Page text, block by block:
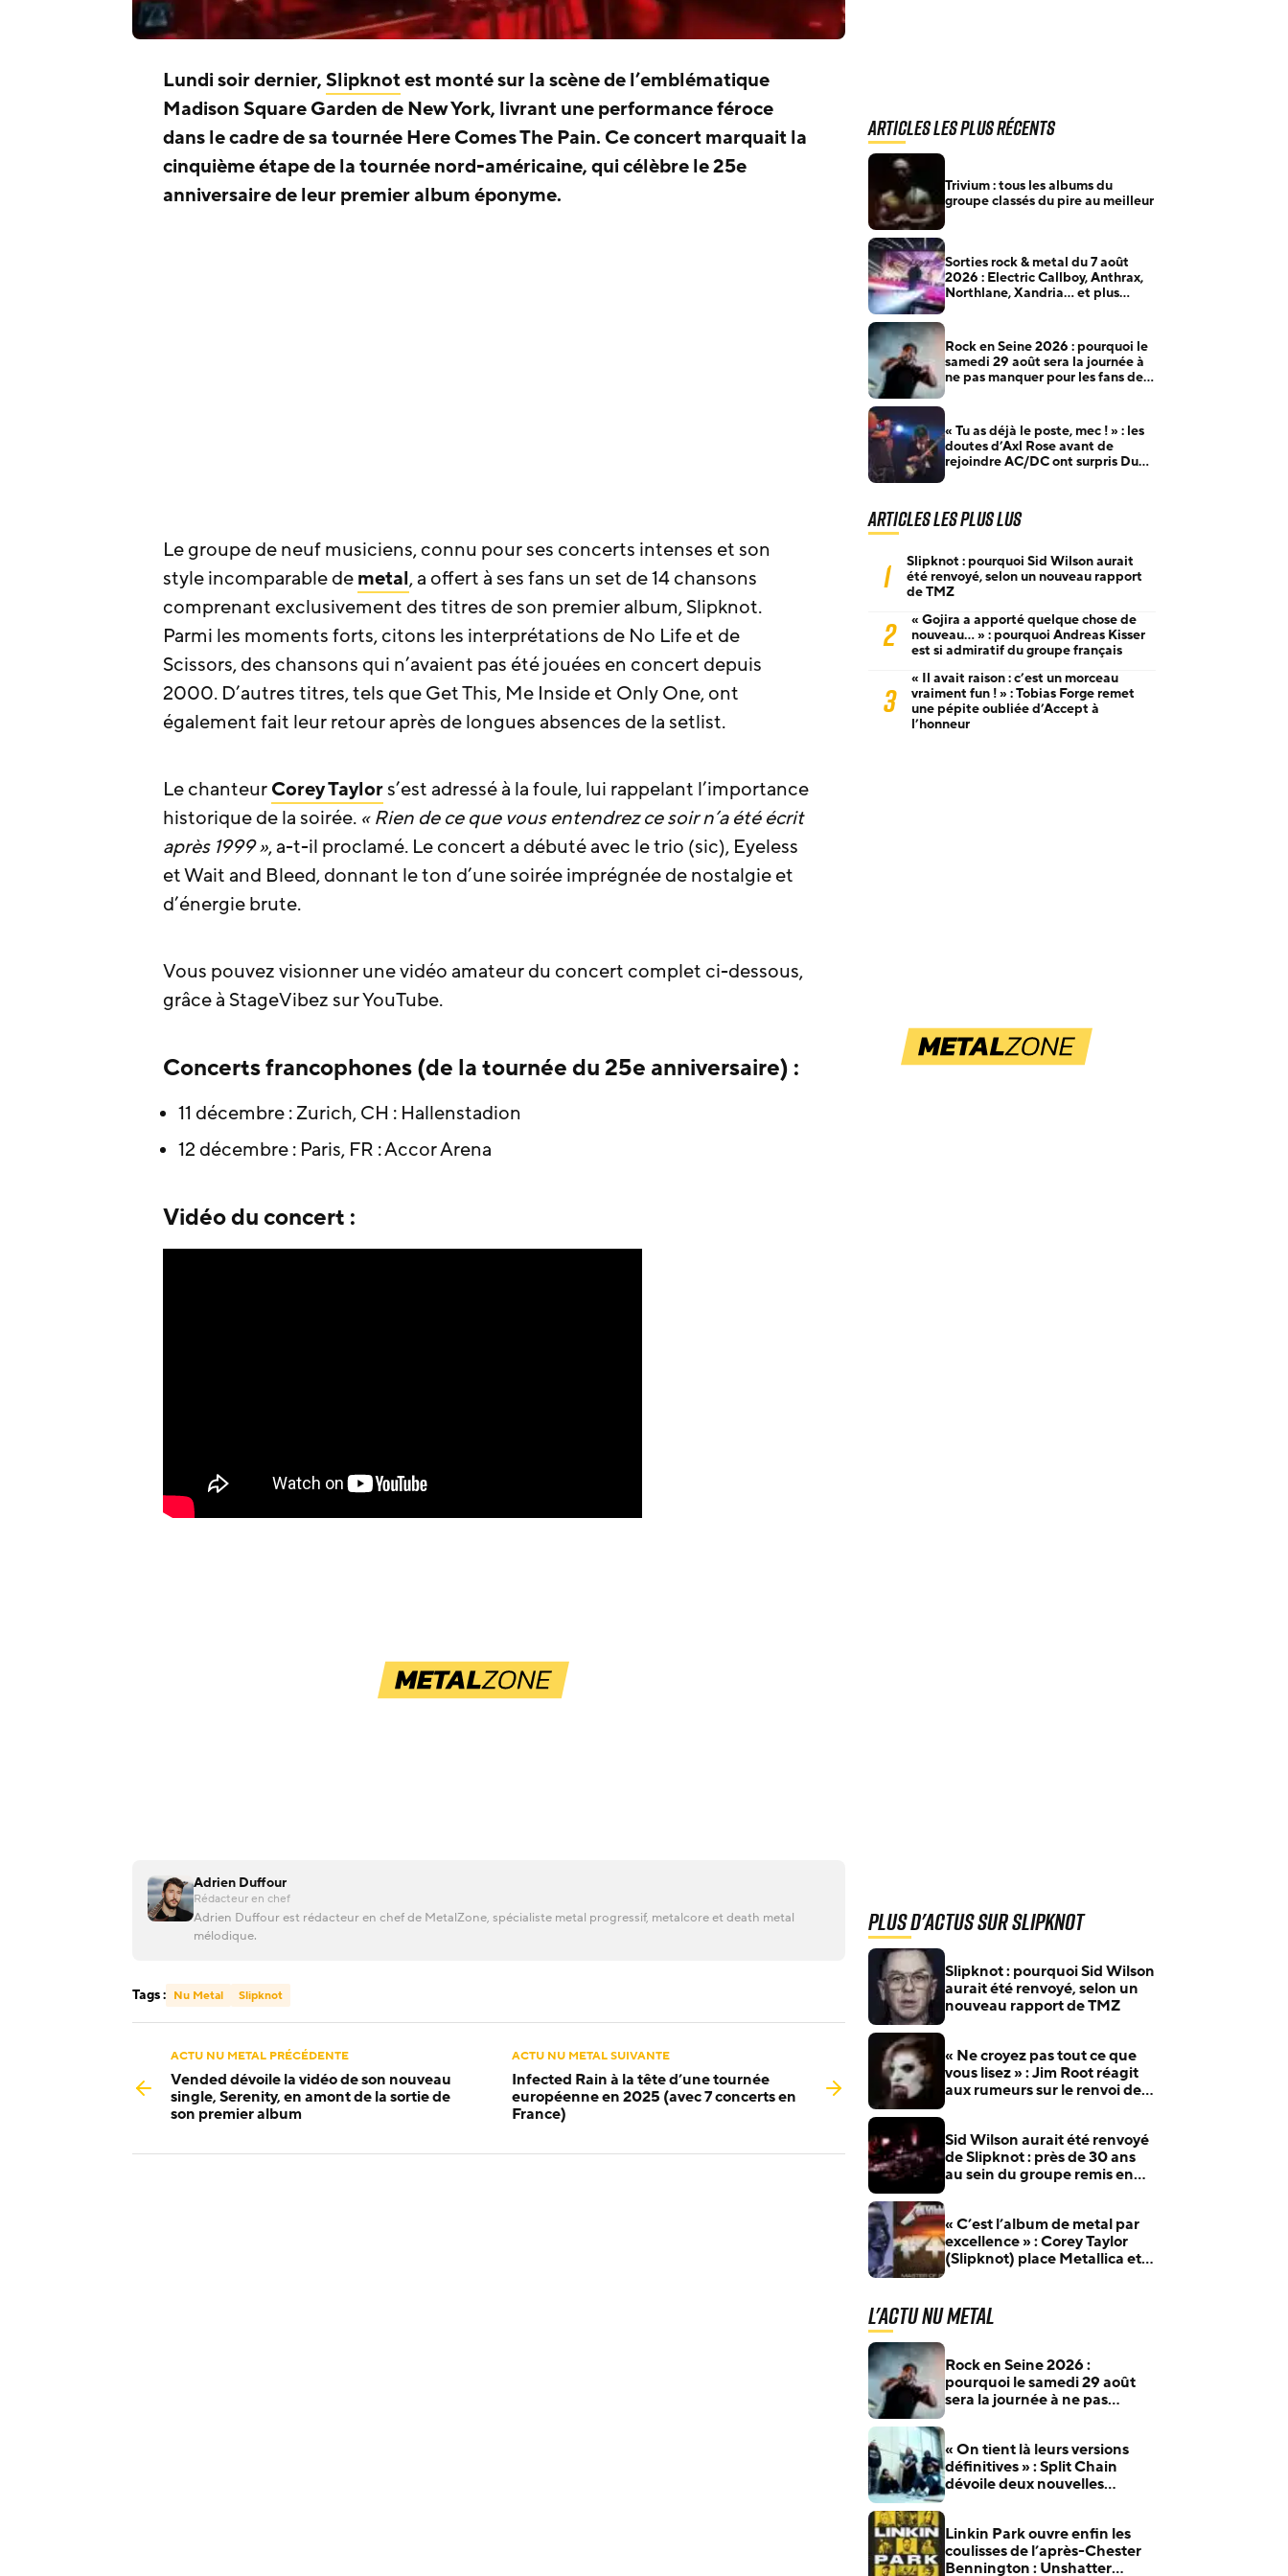
Lundi soir dernier,Slipknotest monté sur la scène de l’emblématique
Madison Square Garden de New York, livrant une performance féroce
dans le cadre de sa tournée Here Comes The Pain. Ce concert marquait la
cinquième étape de la tournée nord-américaine, qui célèbre le 25e
anniversaire de leur premier album éponyme.
Le groupe de neuf musiciens, connu pour ses concerts intenses et son
style incomparable demetal, a offert à ses fans un set de 14 chansons
comprenant exclusivement des titres de son premier album, Slipknot.
Parmi les moments forts, citons les interprétations de No Life et de
Scissors, des chansons qui n’avaient pas été jouées en concert depuis
2000. D’autres titres, tels que Get This, Me Inside et Only One, ont
également fait leur retour après de longues absences de la setlist.
Le chanteurCorey Taylors’est adressé à la foule, lui rappelant l’importance
historique de la soirée. « Rien de ce que vous entendrez ce soir n’a été écrit
après 1999 », a-t-il proclamé. Le concert a débuté avec le trio (sic), Eyeless
et Wait and Bleed, donnant le ton d’une soirée imprégnée de nostalgie et
d’énergie brute.
Vous pouvez visionner une vidéo amateur du concert complet ci-dessous,
grâce à StageVibez sur YouTube.
Concerts francophones (de la tournée du 25e anniversaire) :
11 décembre : Zurich, CH : Hallenstadion
12 décembre : Paris, FR : Accor Arena
Vidéo du concert :
Adrien Duffour
Rédacteur en chef
Adrien Duffour est rédacteur en chef de MetalZone, spécialiste metal progressif, metalcore et death metal
mélodique.
Tags : Nu Metal Slipknot
ACTU NU METAL PRÉCÉDENTE
Vended dévoile la vidéo de son nouveau
single, Serenity, en amont de la sortie de
son premier album
ACTU NU METAL SUIVANTE
Infected Rain à la tête d’une tournée
européenne en 2025 (avec 7 concerts en
France)
Articles les plus récents
Trivium : tous les albums du
groupe classés du pire au meilleur
Sorties rock & metal du 7 août
2026 : Electric Callboy, Anthrax,
Northlane, Xandria… et plus
Rock en Seine 2026 : pourquoi le
samedi 29 août sera la journée à
ne pas manquer pour les fans de
« Tu as déjà le poste, mec ! » : les
doutes d’Axl Rose avant de
rejoindre AC/DC ont surpris Duff
Articles les plus lus
1
Slipknot : pourquoi Sid Wilson aurait
été renvoyé, selon un nouveau rapport
de TMZ
2
« Gojira a apporté quelque chose de
nouveau… » : pourquoi Andreas Kisser
est si admiratif du groupe français
3
« Il avait raison : c’est un morceau
vraiment fun ! » : Tobias Forge remet
une pépite oubliée d’Accept à
l’honneur
Plus d'actus sur Slipknot
Slipknot : pourquoi Sid Wilson
aurait été renvoyé, selon un
nouveau rapport de TMZ
« Ne croyez pas tout ce que
vous lisez » : Jim Root réagit
aux rumeurs sur le renvoi de
Sid Wilson aurait été renvoyé
de Slipknot : près de 30 ans
au sein du groupe remis en
« C’est l’album de metal par
excellence » : Corey Taylor
(Slipknot) place Metallica et
L'actu Nu Metal
Rock en Seine 2026 :
pourquoi le samedi 29 août
sera la journée à ne pas
« On tient là leurs versions
définitives » : Split Chain
dévoile deux nouvelles
Linkin Park ouvre enfin les
coulisses de l’après-Chester
Bennington : Unshatter